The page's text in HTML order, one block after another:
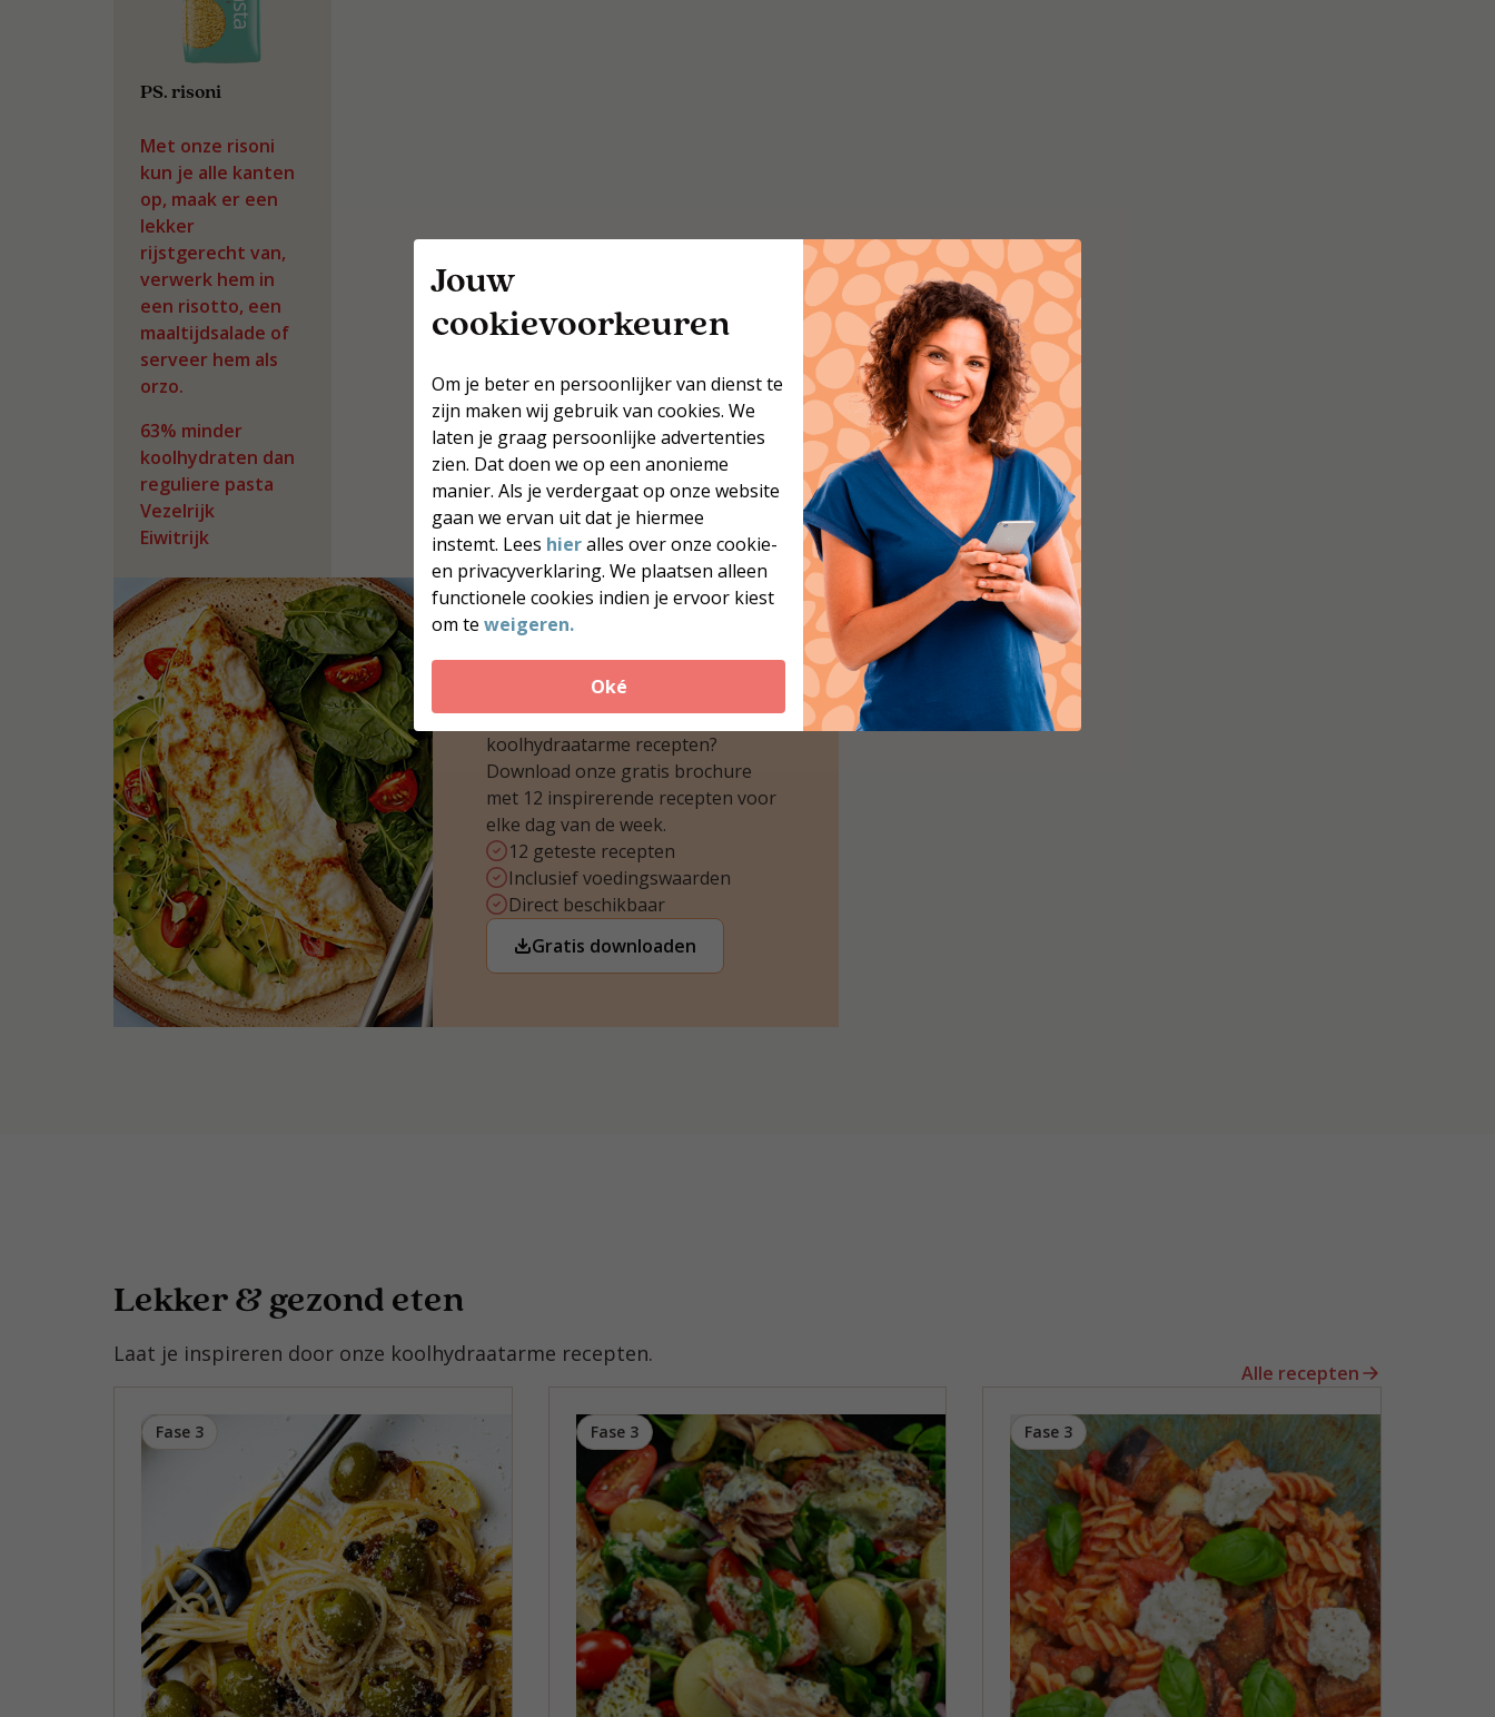
Jouw
cookievoorkeuren
Om je beter en persoonlijker van dienst te
zijn maken wij gebruik van cookies. We
laten je graag persoonlijke advertenties
zien. Dat doen we op een anonieme
manier. Als je verdergaat op onze website
gaan we ervan uit dat je hiermee
instemt. Lees hieralles over onze cookie-
en privacyverklaring. We plaatsen alleen
functionele cookies indien je ervoor kiest
om te weigeren.
Oké
PS. risoni
Met onze risoni
kun je alle kanten
op, maak er een
lekker
rijstgerecht van,
verwerk hem in
een risotto, een
maaltijdsalade of
serveer hem als
orzo.
63% minder
koolhydraten dan
reguliere pasta
Vezelrijk
Eiwitrijk
12x koolhydraatarme
recepten
Wil je meer heerlijke,
koolhydraatarme recepten?
Download onze gratis brochure
met 12 inspirerende recepten voor
elke dag van de week.
12 geteste recepten
Inclusief voedingswaarden
Direct beschikbaar
Gratis downloaden
Lekker & gezond eten
Laat je inspireren door onze koolhydraatarme recepten.
Alle recepten
Fase 3 Fase 3 Fase 3